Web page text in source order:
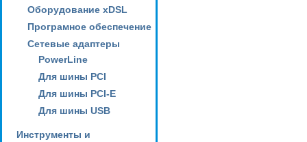
Оборудование xDSL
Програмное обеспечение
Сетевые адаптеры
PowerLine
Для шины PCI
Для шины PCI-E
Для шины USB
Инструменты и